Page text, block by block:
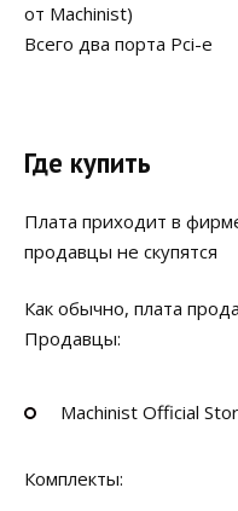
от Machinist)
Всего два порта Pci-e
Где купить
Плата приходит в
продавцы не скупятся
Как обычно, плата
Продавцы:
Machinist Official
Комплекты: